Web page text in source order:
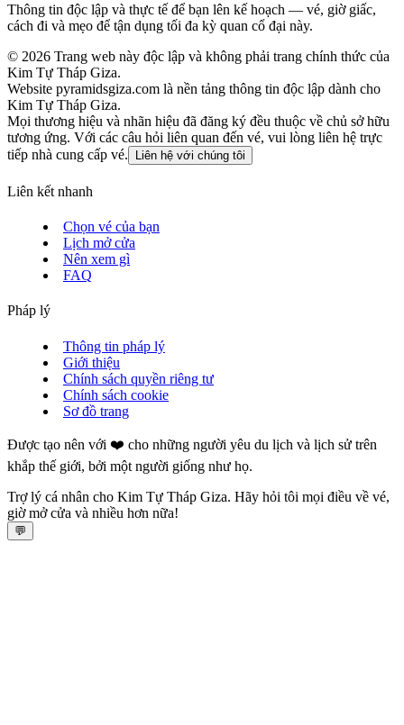
Thông tin độc lập và thực tế để bạn lên kế hoạch — vé, giờ giấc,
cách đi và mẹo để tận dụng tối đa kỳ quan cổ đại này.
© 2026 Trang web này độc lập và không phải trang chính thức của
Kim Tự Tháp Giza.
Website pyramidsgiza.com là nền tảng thông tin độc lập dành cho
Kim Tự Tháp Giza.
Mọi thương hiệu và nhãn hiệu đã đăng ký đều thuộc về chủ sở hữu
tương ứng. Với các câu hỏi liên quan đến vé, vui lòng liên hệ trực
tiếp nhà cung cấp vé.
Liên hệ với chúng tôi
Liên kết nhanh
Chọn vé của bạn
Lịch mở cửa
Nên xem gì
FAQ
Pháp lý
Thông tin pháp lý
Giới thiệu
Chính sách quyền riêng tư
Chính sách cookie
Sơ đồ trang
Được tạo nên với ❤️ cho những người yêu du lịch và lịch sử trên
khắp thế giới, bởi một người giống như họ.
Trợ lý cá nhân cho Kim Tự Tháp Giza. Hãy hỏi tôi mọi điều về vé,
giờ mở cửa và nhiều hơn nữa!
💬